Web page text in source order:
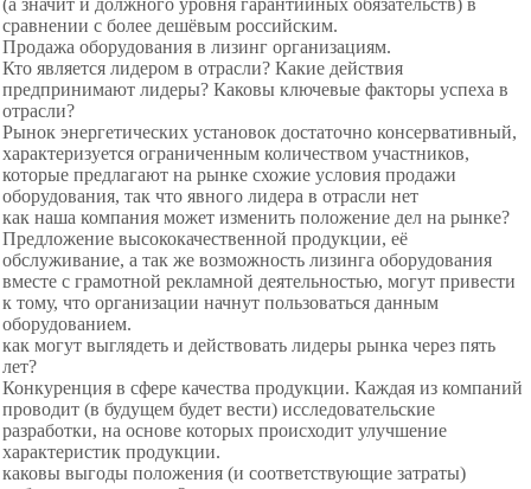
(а значит и должного уровня гарантийных обязательств) в
сравнении с более дешёвым российским.
Продажа оборудования в лизинг организациям.
Кто является лидером в отрасли? Какие действия
предпринимают лидеры? Каковы ключевые факторы успеха в
отрасли?
Рынок энергетических установок достаточно консервативный,
характеризуется ограниченным количеством участников,
которые предлагают на рынке схожие условия продажи
оборудования, так что явного лидера в отрасли нет
как наша компания может изменить положение дел на рынке?
Предложение высококачественной продукции, её
обслуживание, а так же возможность лизинга оборудования
вместе с грамотной рекламной деятельностью, могут привести
к тому, что организации начнут пользоваться данным
оборудованием.
как могут выглядеть и действовать лидеры рынка через пять
лет?
Конкуренция в сфере качества продукции. Каждая из компаний
проводит (в будущем будет вести) исследовательские
разработки, на основе которых происходит улучшение
характеристик продукции.
каковы выгоды положения (и соответствующие затраты)